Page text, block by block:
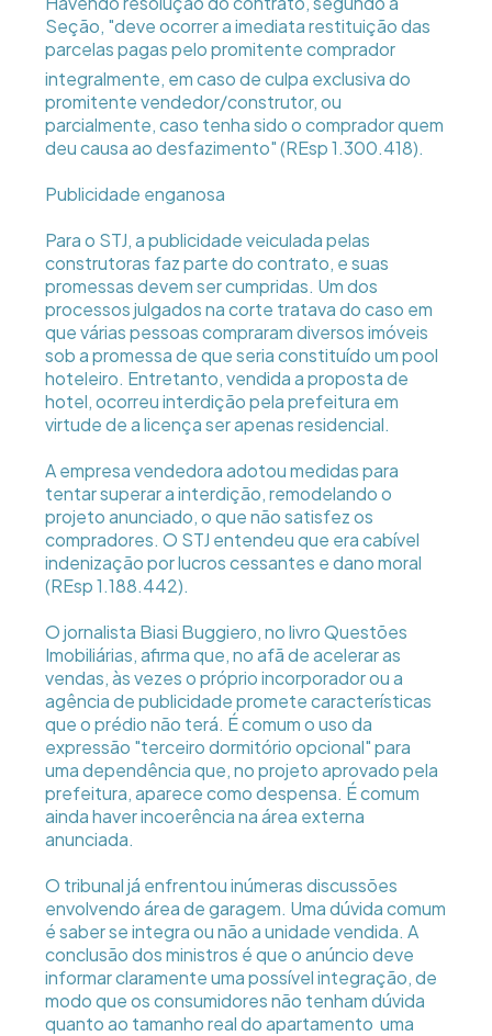
Seção, "deve ocorrer a imediata restituição das
parcelas pagas pelo promitente comprador 
integralmente, em caso de culpa exclusiva do
promitente vendedor/construtor, ou
parcialmente, caso tenha sido o comprador quem
deu causa ao desfazimento" (REsp 1.300.418).
Publicidade enganosa
Para o STJ, a publicidade veiculada pelas
construtoras faz parte do contrato, e suas
promessas devem ser cumpridas. Um dos
processos julgados na corte tratava do caso em
que várias pessoas compraram diversos imóveis
sob a promessa de que seria constituído um pool
hoteleiro. Entretanto, vendida a proposta de
hotel, ocorreu interdição pela prefeitura em
virtude de a licença ser apenas residencial.
A empresa vendedora adotou medidas para
tentar superar a interdição, remodelando o
projeto anunciado, o que não satisfez os
compradores. O STJ entendeu que era cabível
indenização por lucros cessantes e dano moral
(REsp 1.188.442).
O jornalista Biasi Buggiero, no livro Questões
Imobiliárias, afirma que, no afã de acelerar as
vendas, às vezes o próprio incorporador ou a
agência de publicidade promete características
que o prédio não terá. É comum o uso da
expressão "terceiro dormitório opcional" para
uma dependência que, no projeto aprovado pela
prefeitura, aparece como despensa. É comum
ainda haver incoerência na área externa
anunciada.
O tribunal já enfrentou inúmeras discussões
envolvendo área de garagem. Uma dúvida comum
é saber se integra ou não a unidade vendida. A
conclusão dos ministros é que o anúncio deve
informar claramente uma possível integração, de
modo que os consumidores não tenham dúvida
quanto ao tamanho real do apartamento  uma